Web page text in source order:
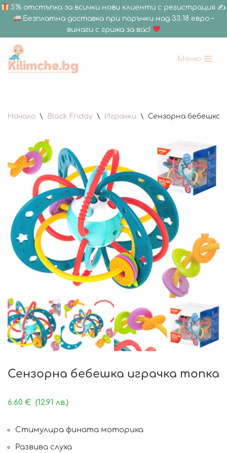
5% отстъпка за всички нови клиенти с регистрация ✍
Безплатна доставка при поръчки над 33.18 евро –
винаги с грижа за вас!
Продължете
Меню
Начало \ Black Friday \ Играчки \ Сензорна бебешка
Сензорна бебешка играчка топка
6.60 € (12.91 лв.)
Стимулира фината моторика
Развива слуха